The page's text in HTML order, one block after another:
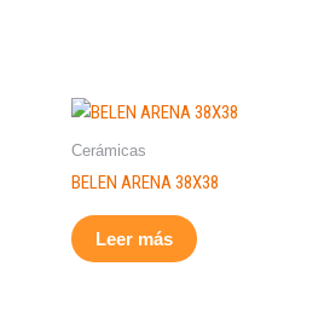
Cerámicas
BELEN ARENA 38X38
Leer más